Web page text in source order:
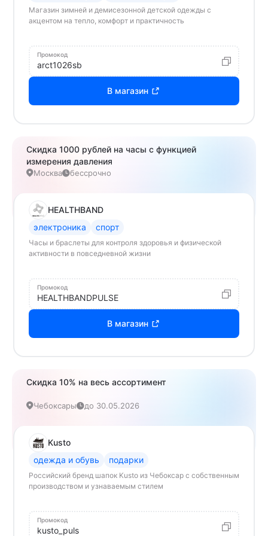
Магазин зимней и демисезонной детской одежды с
акцентом на тепло, комфорт и практичность
Промокод
arct1026sb
В магазин
Скидка 1000 рублей на часы с функцией
измерения давления
Москва бессрочно
HEALTHBAND
электроника
спорт
Часы и браслеты для контроля здоровья и физической
активности в повседневной жизни
Промокод
HEALTHBANDPULSE
В магазин
Скидка 10% на весь ассортимент
Чебоксары до 30.05.2026
Kusto
одежда и обувь
подарки
Российский бренд шапок Kusto из Чебоксар с собственным
производством и узнаваемым стилем
Промокод
kusto_puls